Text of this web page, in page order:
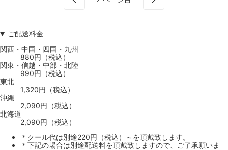
ご配送料金
関西・中国・四国・九州
880円（税込）
関東・信越・中部・北陸
990円（税込）
東北
1,320円（税込）
沖縄
2,090円（税込）
北海道
2,090円（税込）
＊クール代は別途220円（税込）～を頂戴致します。
＊下記の場合は別途配送料を頂戴致しますので、ご了承願いま